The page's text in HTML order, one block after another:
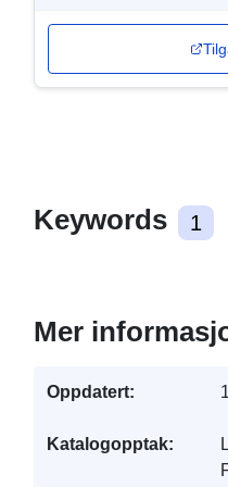
Keywords 1
Mer
Oppdatert:
Katalogopptak: